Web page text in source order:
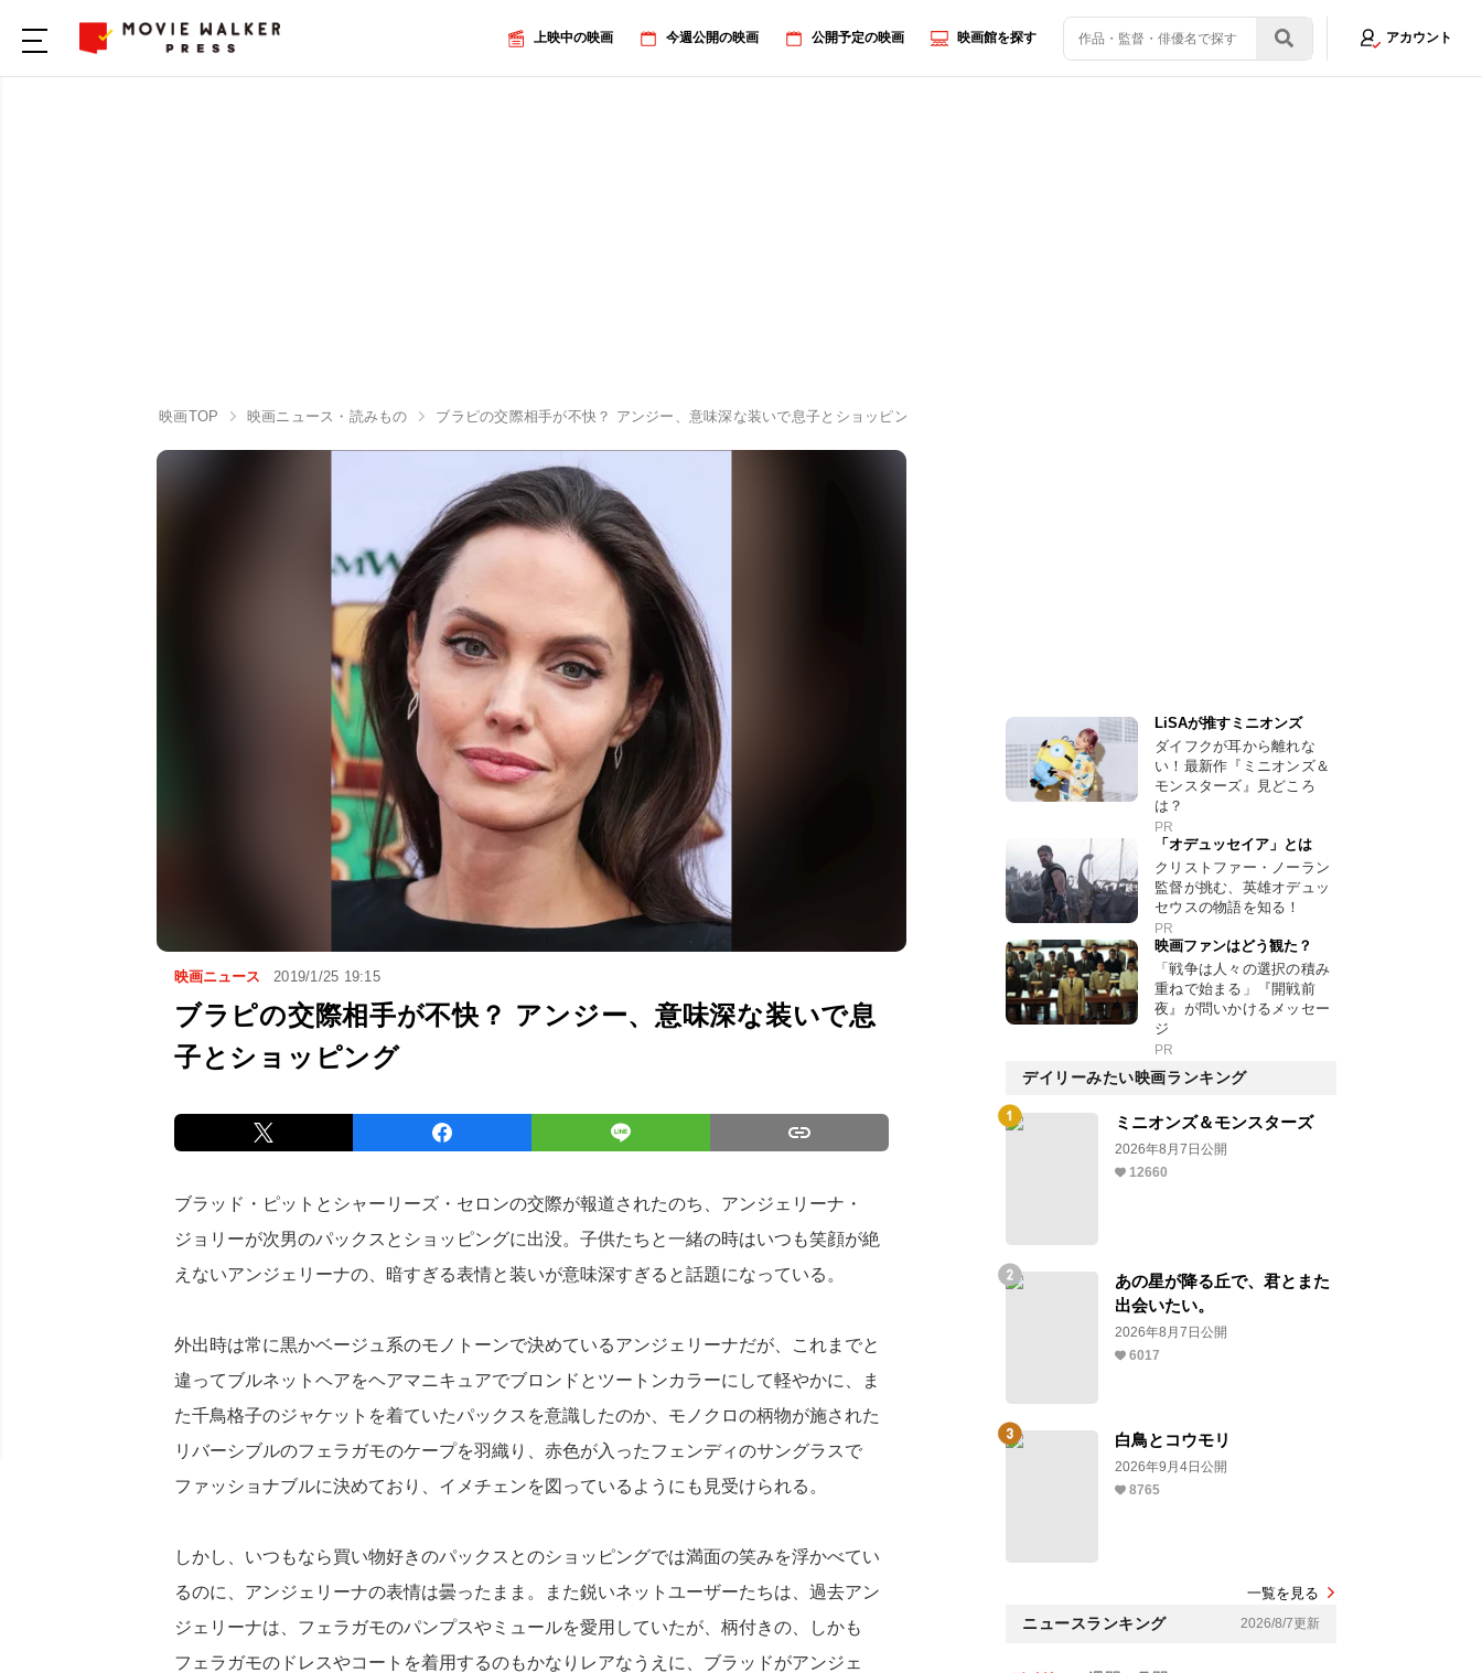
上映中の映画 今週公開の映画 公開予定の映画 映画館を探す アカウント
映画TOP 映画ニュース・読みもの ブラピの交際相手が不快？ アンジー、意味深な装いで息子とショッピング
映画ニュース 2019/1/25 19:15
ブラピの交際相手が不快？ アンジー、意味深な装いで息
子とショッピング
ブラッド・ピットとシャーリーズ・セロンの交際が報道されたのち、アンジェリーナ・
ジョリーが次男のパックスとショッピングに出没。子供たちと一緒の時はいつも笑顔が絶
えないアンジェリーナの、暗すぎる表情と装いが意味深すぎると話題になっている。
外出時は常に黒かベージュ系のモノトーンで決めているアンジェリーナだが、これまでと
違ってブルネットヘアをヘアマニキュアでブロンドとツートンカラーにして軽やかに、ま
た千鳥格子のジャケットを着ていたパックスを意識したのか、モノクロの柄物が施された
リバーシブルのフェラガモのケープを羽織り、赤色が入ったフェンディのサングラスで
ファッショナブルに決めており、イメチェンを図っているようにも見受けられる。
しかし、いつもなら買い物好きのパックスとのショッピングでは満面の笑みを浮かべてい
るのに、アンジェリーナの表情は曇ったまま。また鋭いネットユーザーたちは、過去アン
ジェリーナは、フェラガモのパンプスやミュールを愛用していたが、柄付きの、しかも
フェラガモのドレスやコートを着用するのもかなりレアなうえに、ブラッドがアンジェ
LiSAが推すミニオンズ
ダイフクが耳から離れな
い！最新作『ミニオンズ＆
モンスターズ』見どころ
は？
PR
「オデュッセイア」とは
クリストファー・ノーラン
監督が挑む、英雄オデュッ
セウスの物語を知る！
PR
映画ファンはどう観た？
「戦争は人々の選択の積み
重ねで始まる」『開戦前
夜』が問いかけるメッセー
ジ
PR
デイリーみたい映画ランキング
ミニオンズ＆モンスターズ
2026年8月7日公開
12660
あの星が降る丘で、君とまた
出会いたい。
2026年8月7日公開
6017
白鳥とコウモリ
2026年9月4日公開
8765
一覧を見る
ニュースランキング 2026/8/7更新